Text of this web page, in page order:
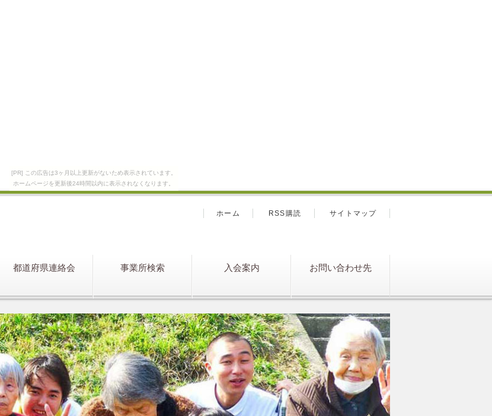
[PR] この広告は3ヶ月以上更新がないため表示されています。
ホームページを更新後24時間以内に表示されなくなります。
都道府県連絡会 事業所検索 入会案内 お問い合わせ先
ホーム RSS購読 サイトマップ